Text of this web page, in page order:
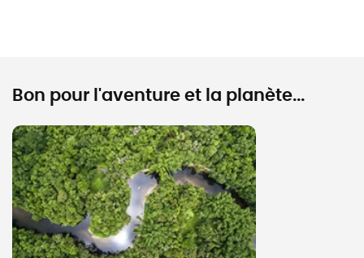
Bon pour l'aventure et la planète...